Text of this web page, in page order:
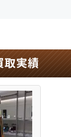
取実績